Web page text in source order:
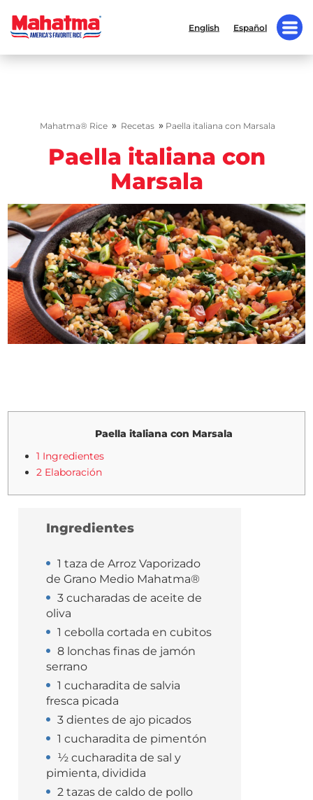
English Español
Mahatma® Rice » Recetas » Paella italiana con Marsala
Paella italiana con
Marsala
Paella italiana con Marsala
1 Ingredientes
2 Elaboración
Ingredientes
1 taza de Arroz Vaporizado
de Grano Medio Mahatma®
3 cucharadas de aceite de
oliva
1 cebolla cortada en cubitos
8 lonchas finas de jamón
serrano
1 cucharadita de salvia
fresca picada
3 dientes de ajo picados
1 cucharadita de pimentón
½ cucharadita de sal y
pimienta, dividida
2 tazas de caldo de pollo